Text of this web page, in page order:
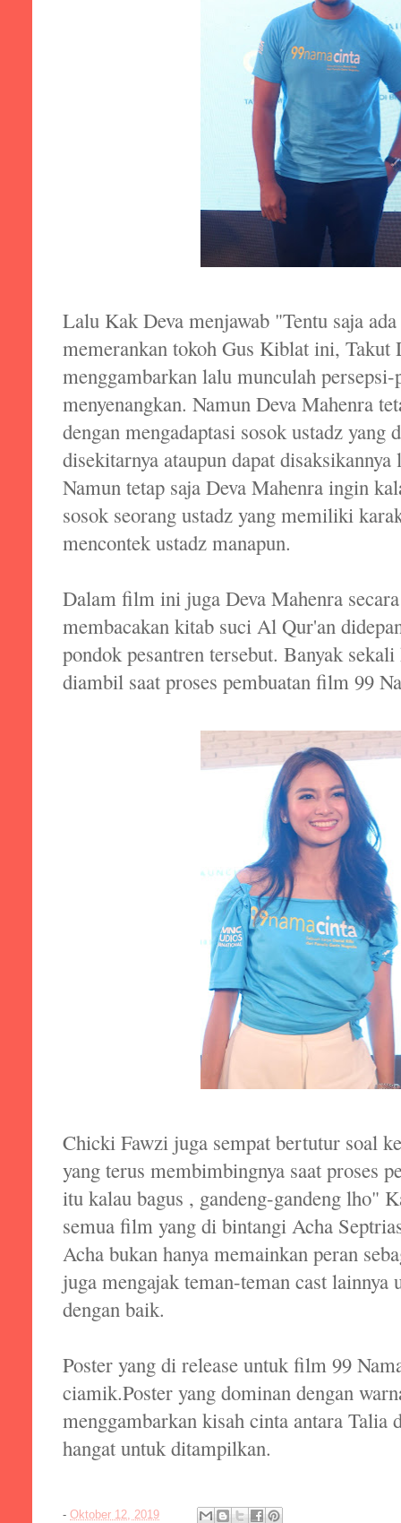
Lalu Kak Deva menjawab "Tentu saja
memerankan tokoh Gus Kiblat ini, Takut
menggambarkan lalu munculah
menyenangkan. Namun Deva Mahenra
dengan mengadaptasi sosok ustadz yang
disekitarnya ataupun dapat
Namun tetap saja Deva Mahenra ingin
sosok seorang ustadz yang memiliki
mencontek ustadz manapun.
Dalam film ini juga Deva Mahenra
membacakan kitab suci Al Qur'an
pondok pesantren tersebut. Banyak
diambil saat proses pembuatan film 99
Chicki Fawzi juga sempat bertutur soal
yang terus membimbingnya saat proses
itu kalau bagus , gandeng-gandeng lho"
semua film yang di bintangi Acha
Acha bukan hanya memainkan peran
juga mengajak teman-teman cast lainnya
dengan baik.
Poster yang di release untuk film 99
ciamik.Poster yang dominan dengan
menggambarkan kisah cinta antara
hangat untuk ditampilkan.
- Oktober 12, 2019